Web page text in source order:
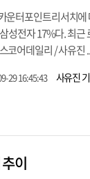
운터포인트리서치
성전자 17%다. 최근
코어데일리 / 사유진
29 16:45:43 사유진
이